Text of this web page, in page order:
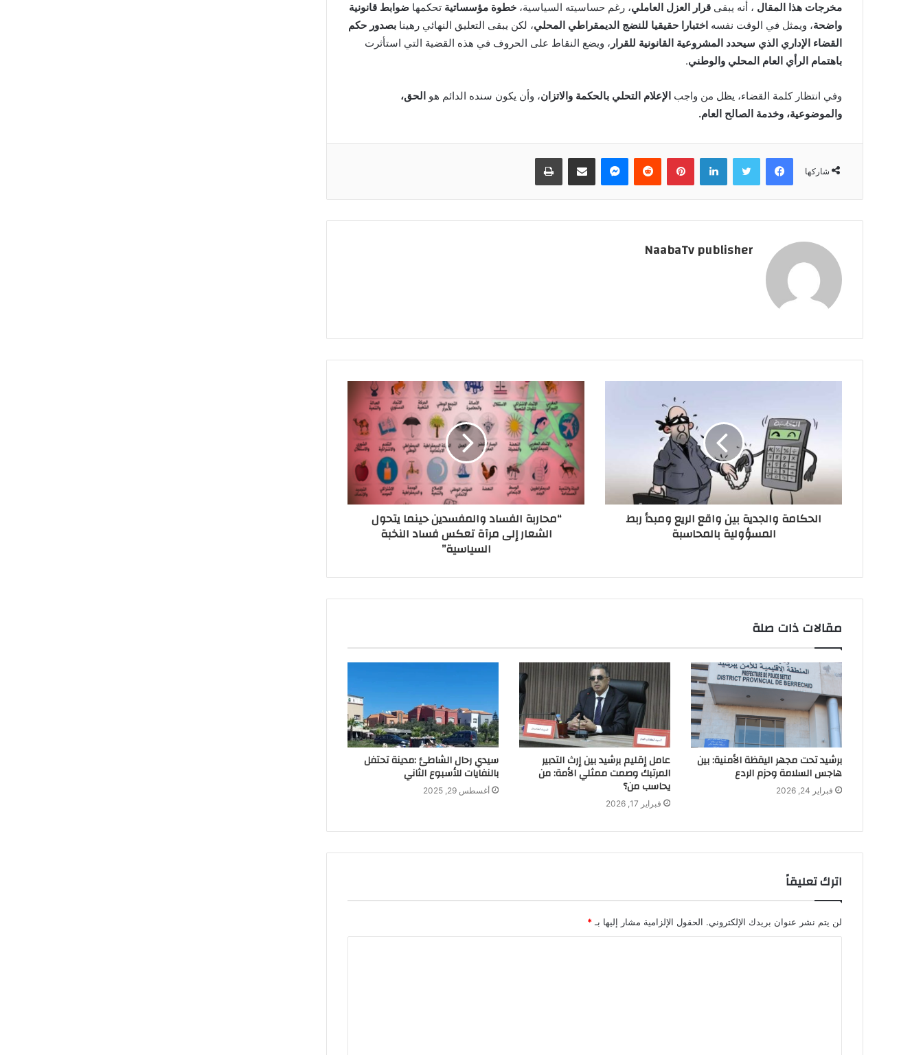
مخرجات هذا المقال ، أنه يبقى قرار العزل العاملي، رغم حساسيته السياسية، خطوة مؤسساتية تحكمها ضوابط قانونية
واضحة، ويمثل في الوقت نفسه اختبارا حقيقيا للنضج الديمقراطي المحلي، لكن يبقى التعليق النهائي رهينا بصدور حكم
القضاء الإداري الذي سيحدد المشروعية القانونية للقرار ، ويضع النقاط على الحروف في هذه القضية التي استأثرت
باهتمام الرأي العام المحلي والوطني.
وفي انتظار كلمة القضاء، يظل من واجب الإعلام التحلي بالحكمة والاتزان، وأن يكون سنده الدائم هو الحق،
والموضوعية، وخدمة الصالح العام.
شاركها
فيسبوك لينكدإن بينتيريست
NaabaTv publisher
الحكامة والجدية بين واقع الريع ومبدأ ربط
المسؤولية بالمحاسبة
“محاربة الفساد والمفسدين حينما يتحول
الشعار إلى مرآة تعكس فساد النخبة
السياسية”
مقالات ذات صلة
برشيد تحت مجهر اليقظة الأمنية: بين
هاجس السلامة وحزم الردع
فبراير 24, 2026
عامل إقليم برشيد بين إرث التدبير
المرتبك وصمت ممثلي الأمة: من
يحاسب من؟
فبراير 17, 2026
سيدي رحال الشاطئ :مدينة تحتفل
بالنفايات للأسبوع الثاني
أغسطس 29, 2025
اترك تعليقاً
لن يتم نشر عنوان بريدك الإلكتروني. الحقول الإلزامية مشار إليها بـ*